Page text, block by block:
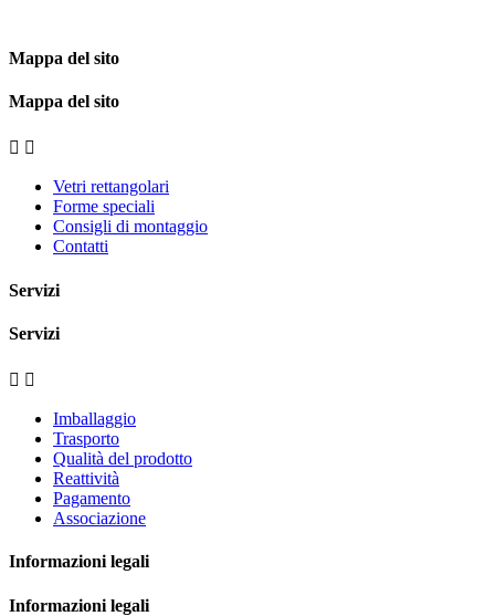
Mappa del sito
Mappa del sito
 
Vetri rettangolari
Forme speciali
Consigli di montaggio
Contatti
Servizi
Servizi
 
Imballaggio
Trasporto
Qualità del prodotto
Reattività
Pagamento
Associazione
Informazioni legali
Informazioni legali